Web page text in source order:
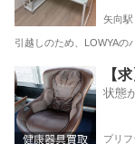
矢向駅
引越しのため、LOWYAの
神奈川 川崎市 【
状態
プリフ